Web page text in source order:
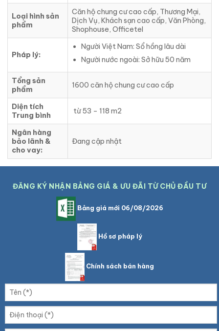
Loại hình sản
phẩm
Căn hộ chung cư cao cấp, Thương Mại,
Dịch Vụ, Khách sạn cao cấp, Văn Phòng,
Shophouse, Officetel
Pháp lý:
Người Việt Nam: Sổ hồng lâu dài
Người nước ngoài: Sở hữu 50 năm
Tổng sản
phẩm
1600 căn hộ chung cư cao cấp
Diện tích
Trung bình
từ 53 – 118 m2
Ngân hàng
bảo lãnh &
cho vay:
Đang cập nhật
ĐĂNG KÝ NHẬN BẢNG GIÁ & ƯU ĐÃI TỪ CHỦ ĐẦU TƯ
Bảng giá mới 06/08/2026
Hồ sơ pháp lý
Chính sách bán hàng